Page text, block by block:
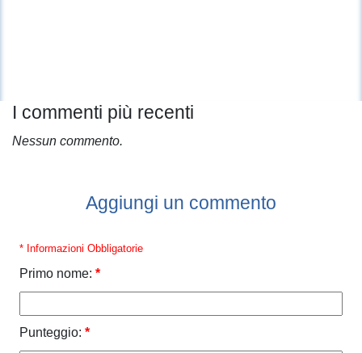
I commenti più recenti
Nessun commento.
Aggiungi un commento
* Informazioni Obbligatorie
Primo nome: *
Punteggio: *